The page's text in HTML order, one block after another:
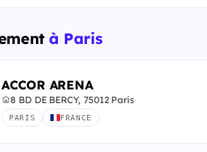
à Paris
ACCOR ARENA
8 BD DE BERCY, 75012 Paris
PARIS FRANCE